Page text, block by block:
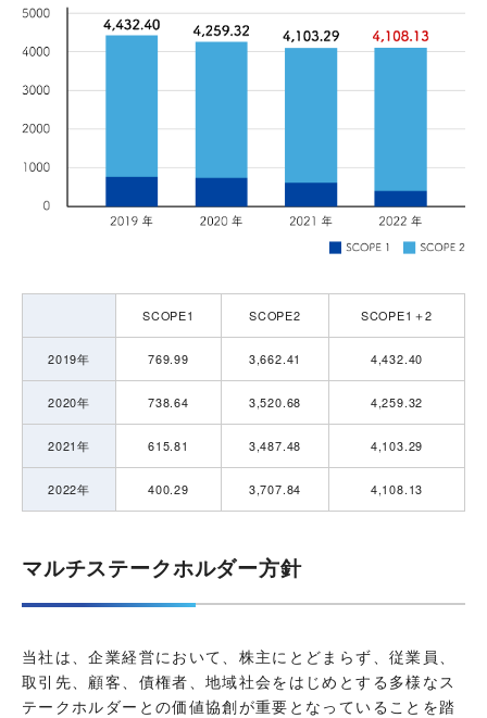
SCOPE1 SCOPE2 SCOPE1＋2
2019年 769.99 3,662.41 4,432.40
2020年 738.64 3,520.68 4,259.32
2021年 615.81 3,487.48 4,103.29
2022年 400.29 3,707.84 4,108.13
マルチステークホルダー方針
当社は、企業経営において、株主にとどまらず、従業員、
取引先、顧客、債権者、地域社会をはじめとする多様なス
テークホルダーとの価値協創が重要となっていることを踏